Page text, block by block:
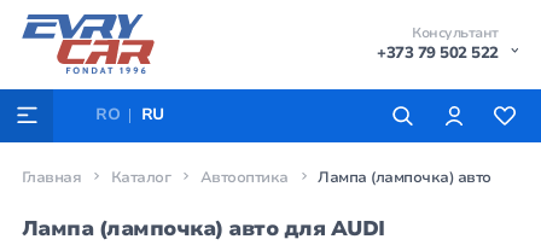
Консультант
+373 79 502 522
RO RU
Главная Каталог Автооптика Лампа (лампочка) авто
Лампа (лампочка) авто для AUDI